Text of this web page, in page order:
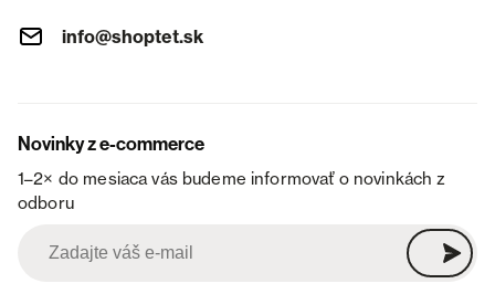
info@shoptet.sk
Novinky z e-commerce
1–2× do mesiaca vás budeme informovať o novinkách z
odboru